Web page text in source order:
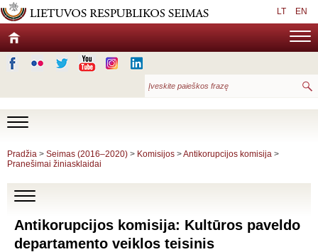
LT EN
Pradžia > Seimas (2016–2020) > Komisijos >Antikorupcijos komisija >
Pranešimai žiniasklaidai
Antikorupcijos komisija: Kultūros paveldo
departamento veiklos teisinis